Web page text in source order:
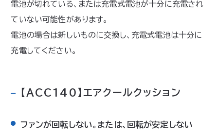
電池が切れている、または充電式電池が十分に充電され
ていない可能性があります。
電池の場合は新しいものに交換し、充電式電池は十分に
充電してください。
【ACC140】エアクールクッション
ファンが回転しない。または、回転が安定しない